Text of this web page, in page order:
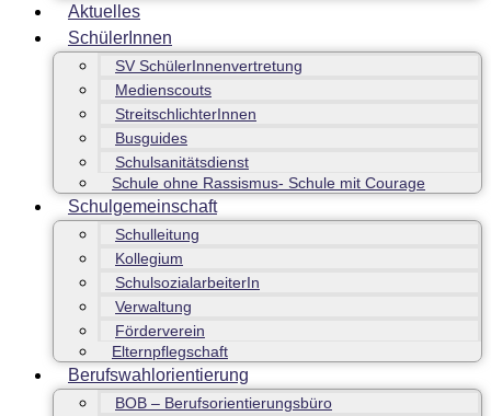
Aktuelles
SchülerInnen
SV SchülerInnenvertretung
Medienscouts
StreitschlichterInnen
Busguides
Schulsanitätsdienst
Schule ohne Rassismus- Schule mit Courage
Schulgemeinschaft
Schulleitung
Kollegium
SchulsozialarbeiterIn
Verwaltung
Förderverein
Elternpflegschaft
Berufswahlorientierung
BOB – Berufsorientierungsbüro